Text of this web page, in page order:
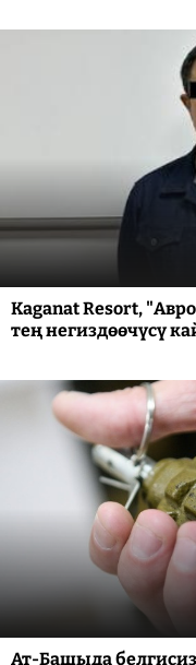
Kaganat Resort,
тең негиздөөчүсү
Ат-Башыда